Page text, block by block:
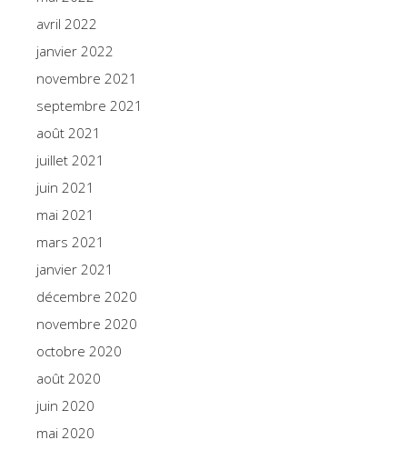
avril 2022
janvier 2022
novembre 2021
septembre 2021
août 2021
juillet 2021
juin 2021
mai 2021
mars 2021
janvier 2021
décembre 2020
novembre 2020
octobre 2020
août 2020
juin 2020
mai 2020